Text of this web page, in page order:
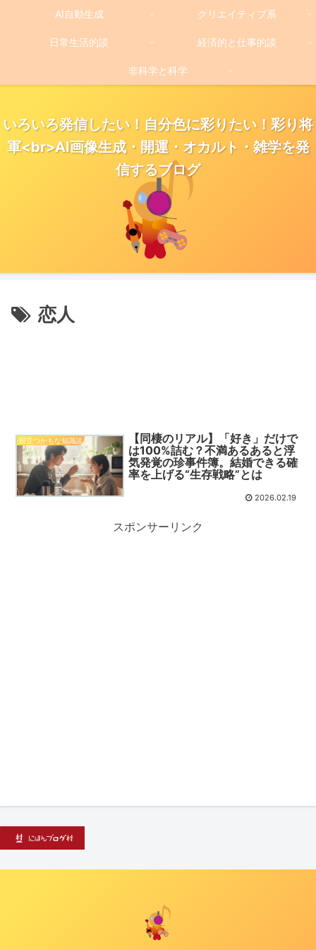
いろいろ発信したい！自分色に彩りたい！彩り将
軍<br>AI画像生成・開運・オカルト・雑学を発
信するブログ
AI自動生成 クリエイティブ系
日常生活的談 経済的と仕事的談
非科学と科学
恋人
役立つかもな知識談
【同棲のリアル】「好き」だけで
は100%詰む？不満あるあると浮
気発覚の珍事件簿。結婚できる確
率を上げる“生存戦略”とは
2026.02.19
スポンサーリンク